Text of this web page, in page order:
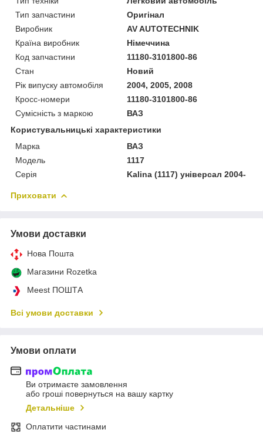
Тип запчастини
Оригінал
Виробник
AV AUTOTECHNIK
Країна виробник
Німеччина
Код запчастини
11180-3101800-86
Стан
Новий
Рік випуску автомобіля
2004, 2005, 2008
Кросс-номери
11180-3101800-86
Сумісність з маркою
ВАЗ
Користувальницькі характеристики
Марка
ВАЗ
Модель
1117
Серія
Kalina (1117) універсал 2004-
Приховати
Умови доставки
Нова Пошта
Магазини Rozetka
Meest ПОШТА
Всі умови доставки
Умови оплати
Ви отримаєте замовлення
або гроші повернуться на вашу картку
Детальніше
Оплатити частинами